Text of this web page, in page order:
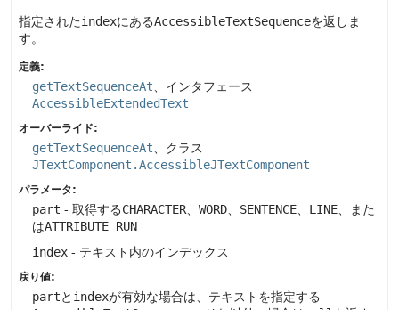
指定されたindexにあるAccessibleTextSequenceを返しま
す。
定義:
getTextSequenceAt 、インタフェース
AccessibleExtendedText
オーバーライド:
getTextSequenceAt 、クラス
JTextComponent.AccessibleJTextComponent
パラメータ:
part - 取得するCHARACTER WORD SENTENCE LINE 、また
はATTRIBUTE_RUN
index - テキスト内のインデックス
戻り値:
partと indexが有効な場合は、テキストを指定する